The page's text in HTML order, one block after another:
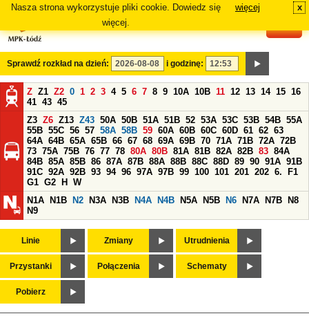
Nasza strona wykorzystuje pliki cookie. Dowiedz się
więcej.
więcej x
Sprawdź rozkład na dzień: i godzinę:
Z Z1 Z2 0 1 2 3 4 5 6 7 8 9 10A 10B 11 12 13 14 15 16
41 43 45
Z3 Z6 Z13 Z43 50A 50B 51A 51B 52 53A 53C 53B 54B 55A
55B 55C 56 57 58A 58B 59 60A 60B 60C 60D 61 62 63
64A 64B 65A 65B 66 67 68 69A 69B 70 71A 71B 72A 72B
73 75A 75B 76 77 78 80A 80B 81A 81B 82A 82B 83 84A
84B 85A 85B 86 87A 87B 88A 88B 88C 88D 89 90 91A 91B
91C 92A 92B 93 94 96 97A 97B 99 100 101 201 202 6.
F1
G1 G2 H
W
N1A
N1B N2 N3A N3B N4A N4B N5A N5B N6 N7A N7B
N8
N9
Linie Zmiany Utrudnienia
Przystanki Połączenia Schematy
Pobierz